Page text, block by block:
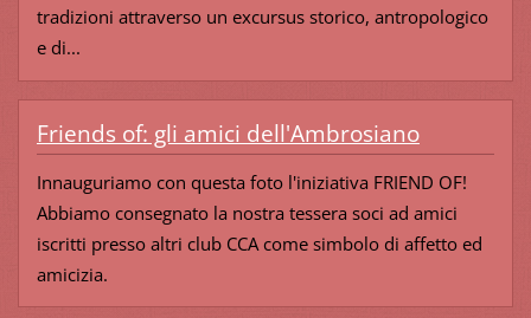
tradizioni attraverso un excursus storico, antropologico
e di...
Friends of: gli amici dell'Ambrosiano
Innauguriamo con questa foto l'iniziativa FRIEND OF!
Abbiamo consegnato la nostra tessera soci ad amici
iscritti presso altri club CCA come simbolo di affetto ed
amicizia.